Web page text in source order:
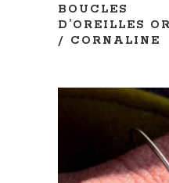
BOUCLES
D’OREILLES OR
/ CORNALINE